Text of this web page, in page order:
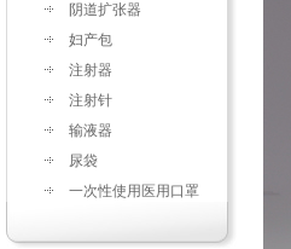
阴道扩张器
妇产包
注射器
注射针
输液器
尿袋
一次性使用医用口罩